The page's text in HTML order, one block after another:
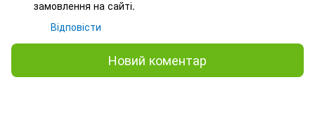
замовлення на сайті.
Відповісти
Новий коментар